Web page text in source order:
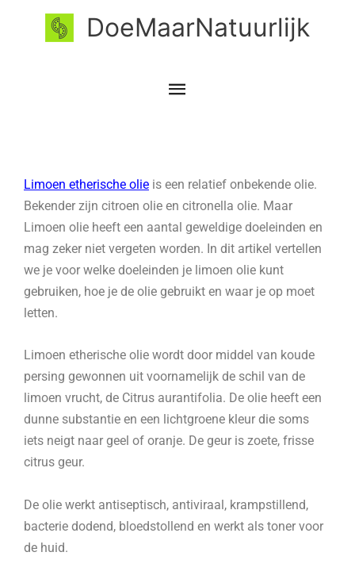
DoeMaarNatuurlijk
Hoofdmenu
Limoen etherische olie is een relatief onbekende olie.
Bekender zijn citroen olie en citronella olie. Maar
Limoen olie heeft een aantal geweldige doeleinden en
mag zeker niet vergeten worden. In dit artikel vertellen
we je voor welke doeleinden je limoen olie kunt
gebruiken, hoe je de olie gebruikt en waar je op moet
letten.
Limoen etherische olie wordt door middel van koude
persing gewonnen uit voornamelijk de schil van de
limoen vrucht, de Citrus aurantifolia. De olie heeft een
dunne substantie en een lichtgroene kleur die soms
iets neigt naar geel of oranje. De geur is zoete, frisse
citrus geur.
De olie werkt antiseptisch, antiviraal, krampstillend,
bacterie dodend, bloedstollend en werkt als toner voor
de huid.